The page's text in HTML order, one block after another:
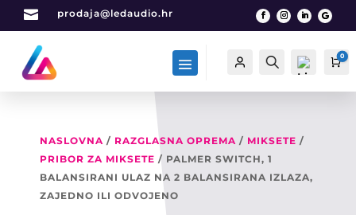
 prodaja@ledaudio.hr
Račun Traži
a
0
NASLOVNA/ RAZGLASNA OPREMA/ MIKSETE /
PRIBOR ZA MIKSETE / PALMER SWITCH, 1
BALANSIRANI ULAZ NA 2 BALANSIRANA IZLAZA,
ZAJEDNO ILI ODVOJENO